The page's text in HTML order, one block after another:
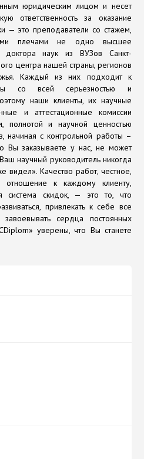
юридическим лицом и несет
ответственность за оказание
— это преподаватели со стажем,
плечами не одно высшее
доктора наук из ВУЗов Санкт-
центра нашей страны, регионов
Каждый из них подходит к
со всей серьезностью и
наши клиенты, их научные
и аттестационные комиссии
полнотой и научной ценностью
начиная с контрольной работы –
Вы заказываете у нас, не может
научный руководитель никогда
видел». Качество работ, честное,
отношение к каждому клиенту,
система скидок, — это то, что
привлекать к себе все
сердца постоянных
уверены, что Вы станете